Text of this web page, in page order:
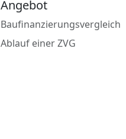
Angebot
Baufinanzierungsvergleich
Ablauf einer ZVG